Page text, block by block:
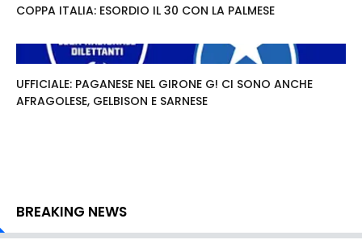
COPPA ITALIA: ESORDIO IL 30 CON LA PALMESE
UFFICIALE: PAGANESE NEL GIRONE G! CI SONO ANCHE
AFRAGOLESE, GELBISON E SARNESE
BREAKING NEWS